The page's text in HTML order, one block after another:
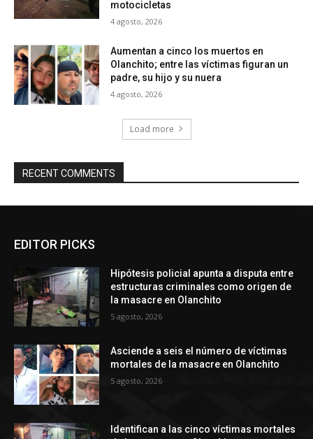
motocicletas
4 agosto, 2026
Aumentan a cinco los muertos en
Olanchito; entre las víctimas figuran un
padre, su hijo y su nuera
4 agosto, 2026
Load more
RECENT COMMENTS
EDITOR PICKS
Hipótesis policial apunta a disputa entre
estructuras criminales como origen de
la masacre en Olanchito
5 agosto, 2026
Asciende a seis el número de víctimas
mortales de la masacre en Olanchito
5 agosto, 2026
Identifican a las cinco víctimas mortales